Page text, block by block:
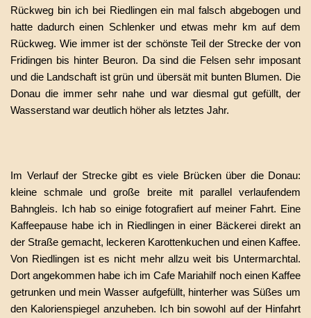
Rückweg bin ich bei Riedlingen ein mal falsch abgebogen und
hatte dadurch einen Schlenker und etwas mehr km auf dem
Rückweg. Wie immer ist der schönste Teil der Strecke der von
Fridingen bis hinter Beuron. Da sind die Felsen sehr imposant
und die Landschaft ist grün und übersät mit bunten Blumen. Die
Donau die immer sehr nahe und war diesmal gut gefüllt, der
Wasserstand war deutlich höher als letztes Jahr.
Im Verlauf der Strecke gibt es viele Brücken über die Donau:
kleine schmale und große breite mit parallel verlaufendem
Bahngleis. Ich hab so einige fotografiert auf meiner Fahrt. Eine
Kaffeepause habe ich in Riedlingen in einer Bäckerei direkt an
der Straße gemacht, leckeren Karottenkuchen und einen Kaffee.
Von Riedlingen ist es nicht mehr allzu weit bis Untermarchtal.
Dort angekommen habe ich im Cafe Mariahilf noch einen Kaffee
getrunken und mein Wasser aufgefüllt, hinterher was Süßes um
den Kalorienspiegel anzuheben. Ich bin sowohl auf der Hinfahrt